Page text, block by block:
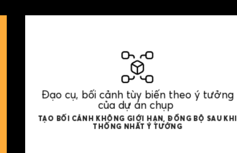
Đạo cụ, bối cảnh tùy biến theo ý tưởng
của dự án chụp
TẠO BỐI CẢNH KHÔNG GIỚI HẠN, ĐỒNG BỘ SAU KHI
THỐNG NHẤT Ý TƯỞNG